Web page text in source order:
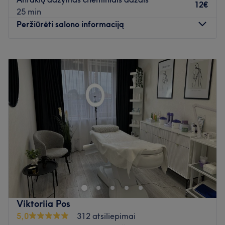
Papildomi akcentai: salonas yra lengvai pasiekiamas
viešuoju transportu.
Atidaryti salono profilį
25 min
12€
Peržiūrėti salono informaciją
Antradienis
10:00 – 21:00
Trečiadienis
10:00 –
21:00
Ketvirtadienis
10:00 –
21:00
Penktadienis
10:00–
21:00
Šeštadienis
Uždaryta
Sekmadienis
Uždaryta
Grožio namai „Tulasis“ – tai indiškais smilkalais,
meditacine muzika ir ramybe dvelkianti vieta, padedanti
pabėgti nuo kasdienybės, bet joje suteikiamos tik
šiuolaikinės med.kosmetologinės veido procedūros. Jūsų
laukia kur kas daugiau nei pačios procedūros. Atvykę į
„Tulasį“ jūs būsite vienintelis ir pats svarbiausias klientas,
kadangi grožio salone žmonės priimami tik po vieną.
Viktoriia Pos
5,0
312 atsiliepimai